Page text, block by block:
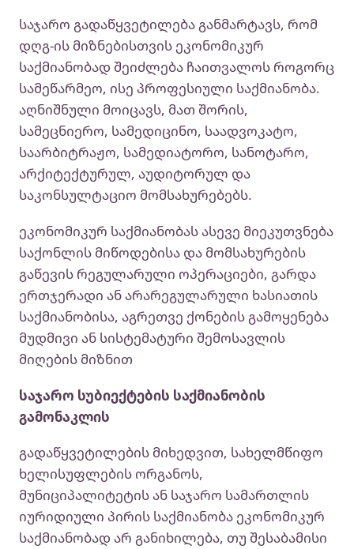
საჯარო გადაწყვეტილება განმარტავს, რომ
დღგ-ის მიზნებისთვის ეკონომიკურ
საქმიანობად შეიძლება ჩაითვალოს როგორც
სამეწარმეო, ისე პროფესიული საქმიანობა.
აღნიშნული მოიცავს, მათ შორის,
სამეცნიერო, სამედიცინო, საადვოკატო,
საარბიტრაჟო, სამედიატორო, სანოტარო,
არქიტექტურულ, აუდიტორულ და
საკონსულტაციო მომსახურებებს.
ეკონომიკურ საქმიანობას ასევე მიეკუთვნება
საქონლის მიწოდებისა და მომსახურების
გაწევის რეგულარული ოპერაციები, გარდა
ერთჯერადი ან არარეგულარული ხასიათის
საქმიანობისა, აგრეთვე ქონების გამოყენება
მუდმივი ან სისტემატური შემოსავლის
მიღების მიზნით
საჯარო სუბიექტების საქმიანობის
გამონაკლის
გადაწყვეტილების მიხედვით, სახელმწიფო
ხელისუფლების ორგანოს,
მუნიციპალიტეტის ან საჯარო სამართლის
იურიდიული პირის საქმიანობა ეკონომიკურ
საქმიანობად არ განიხილება, თუ შესაბამისი